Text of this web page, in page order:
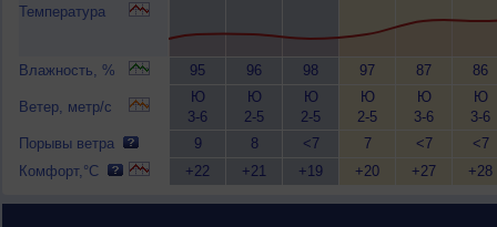
Температура
Влажность, %
Ветер, метр/с
Порывы ветра
Комфорт,°C
95
Ю
3-6
9
+22
96
Ю
2-5
8
+21
98
Ю
2-5
<7
+19
97
Ю
2-5
7
+20
87
Ю
3-6
<7
+27
86
Ю
3-6
<7
+28